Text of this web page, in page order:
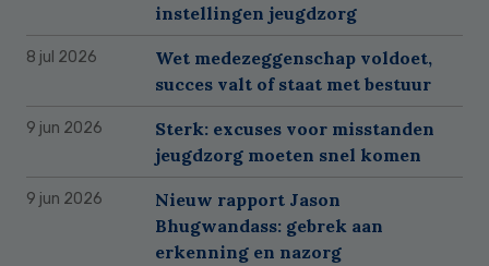
instellingen jeugdzorg
8 jul 2026
Wet medezeggenschap voldoet,
succes valt of staat met bestuur
9 jun 2026
Sterk: excuses voor misstanden
jeugdzorg moeten snel komen
9 jun 2026
Nieuw rapport Jason
Bhugwandass: gebrek aan
erkenning en nazorg